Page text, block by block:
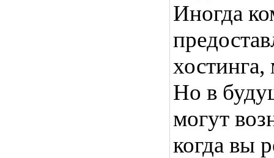
Иногда
хостинга,
Но в
могут
когда вы